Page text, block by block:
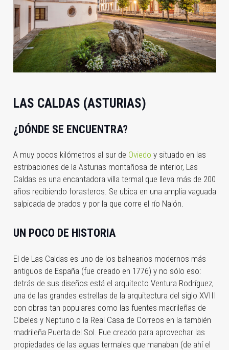
LAS CALDAS (ASTURIAS)
¿DÓNDE SE ENCUENTRA?
A muy pocos kilómetros al sur de Oviedo y situado en las
estribaciones de la Asturias montañosa de interior, Las
Caldas es una encantadora villa termal que lleva más de 200
años recibiendo forasteros. Se ubica en una amplia vaguada
salpicada de prados y por la que corre el río Nalón.
UN POCO DE HISTORIA
El de Las Caldas es uno de los balnearios modernos más
antiguos de España (fue creado en 1776) y no sólo eso:
detrás de sus diseños está el arquitecto Ventura Rodríguez,
una de las grandes estrellas de la arquitectura del siglo XVIII
con obras tan populares como las fuentes madrileñas de
Cibeles y Neptuno o la Real Casa de Correos en la también
madrileña Puerta del Sol. Fue creado para aprovechar las
propiedades de las aguas termales que manaban (de ahí el